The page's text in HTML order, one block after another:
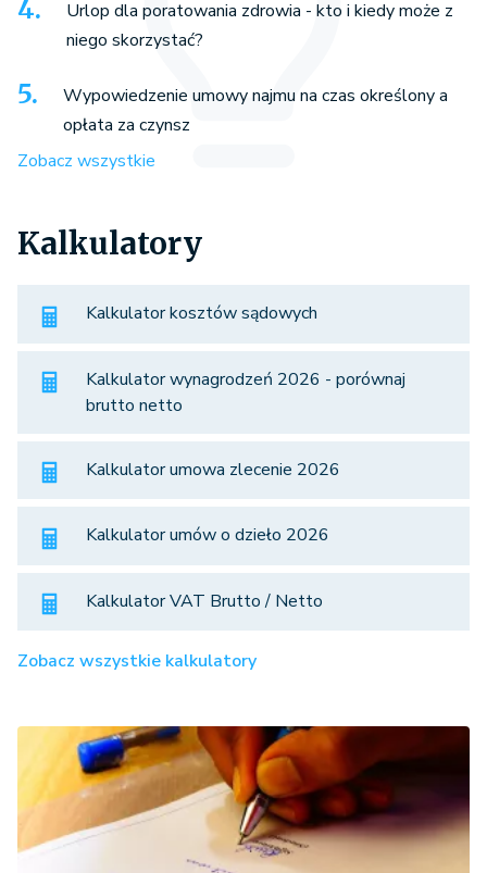
Urlop dla poratowania zdrowia - kto i kiedy może z
niego skorzystać?
Wypowiedzenie umowy najmu na czas określony a
opłata za czynsz
Zobacz wszystkie
Kalkulatory
Kalkulator kosztów sądowych
Kalkulator wynagrodzeń 2026 - porównaj
brutto netto
Kalkulator umowa zlecenie 2026
Kalkulator umów o dzieło 2026
Kalkulator VAT Brutto / Netto
Zobacz wszystkie kalkulatory